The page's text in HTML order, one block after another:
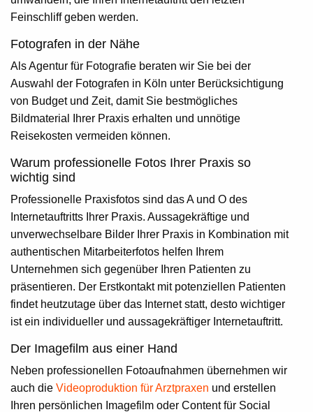
Feinschliff geben werden.
Fotografen in der Nähe
Als Agentur für Fotografie beraten wir Sie bei der
Auswahl der Fotografen in Köln unter Berücksichtigung
von Budget und Zeit, damit Sie bestmögliches
Bildmaterial Ihrer Praxis erhalten und unnötige
Reisekosten vermeiden können.
Warum professionelle Fotos Ihrer Praxis so
wichtig sind
Professionelle Praxisfotos sind das A und O des
Internetauftritts Ihrer Praxis. Aussagekräftige und
unverwechselbare Bilder Ihrer Praxis in Kombination mit
authentischen Mitarbeiterfotos helfen Ihrem
Unternehmen sich gegenüber Ihren Patienten zu
präsentieren. Der Erstkontakt mit potenziellen Patienten
findet heutzutage über das Internet statt, desto wichtiger
ist ein individueller und aussagekräftiger Internetauftritt.
Der Imagefilm aus einer Hand
Neben professionellen Fotoaufnahmen übernehmen wir
auch die Videoproduktion für Arztpraxen und erstellen
Ihren persönlichen Imagefilm oder Content für Social